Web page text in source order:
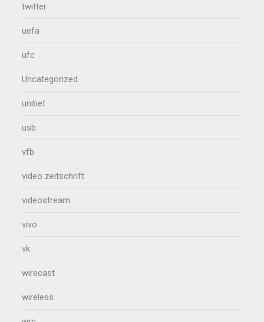
twitter
uefa
ufc
Uncategorized
unibet
usb
vfb
video zeitschrift
videostream
vivo
vk
wirecast
wireless